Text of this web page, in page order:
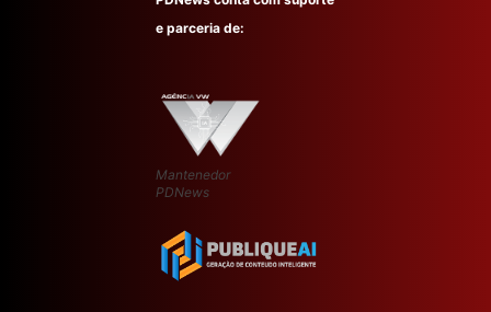
e parceria de:
Mantenedor
PDNews